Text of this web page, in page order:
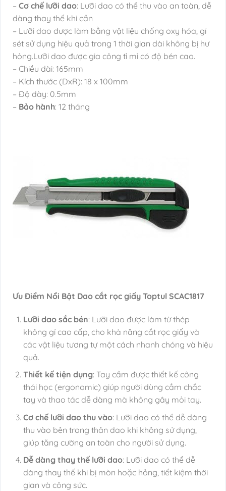
– Cơ chế lưỡi dao: Lưỡi dao có thể thu vào an toàn, dễ
dàng thay thế khi cần
– Lưỡi dao được làm bằng vật liệu chống oxy hóa, gỉ
sét sử dụng hiệu quả trong 1 thời gian dài không bị hư
hỏng.Lưỡi dao được gia công tỉ mỉ có độ bén cao.
– Chiều dài: 165mm
– Kích thước (DxR): 18 x 100mm
– Độ dày: 0.5mm
– Bảo hành: 12 tháng
Ưu Điểm Nổi Bật Dao cắt rọc giấy Toptul SCAC1817
Lưỡi dao sắc bén: Lưỡi dao được làm từ thép
không gỉ cao cấp, cho khả năng cắt rọc giấy và
các vật liệu tương tự một cách nhanh chóng và hiệu
quả.
Thiết kế tiện dụng: Tay cầm được thiết kế công
thái học (ergonomic) giúp người dùng cầm chắc
tay và thao tác dễ dàng mà không gây mỏi tay.
Cơ chế lưỡi dao thu vào: Lưỡi dao có thể dễ dàng
thu vào bên trong thân dao khi không sử dụng,
giúp tăng cường an toàn cho người sử dụng.
Dễ dàng thay thế lưỡi dao: Lưỡi dao có thể dễ
dàng thay thế khi bị mòn hoặc hỏng, tiết kiệm thời
gian và công sức.